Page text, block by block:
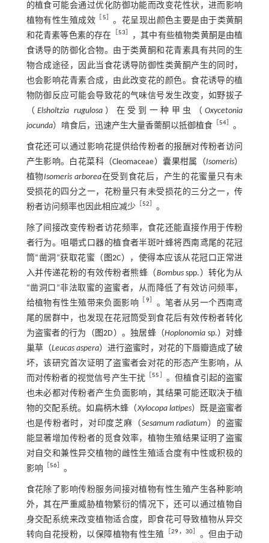
的植食可能会通过优化防御功能而改变花性状，进而影响
植物有性生殖成效 ［5］ 。花呈现出颜色主要是由于类黄酮
和花青素等色素的存在 ［53］
，其中有些植物类黄酮是由植
食诱导的防御化合物。由于类黄酮和花青素具有共同的生
物合成途径，因此当食花诱导防御性类黄酮产生的同时，
也会影响花青素合成，由此改变花的颜色。食花诱导的植
物防御反应可能会导致花的气味信号发生改变，如野拔子
（Elsholtzia rugulosa）在受到一种甲虫（Oxycetonia
jocunda）啃食后，迅速产生大量香薷酮以抵御植食［54］ 。
食花还可以通过影响花提供给传粉者的报酬对传粉者访问
产生影响。白花菜科（Cleomaceae）囊果柑属（Isomeris）
植物Isomeris arborea在受到食花后，产生的花蜜量只有未
受损花的四分之一，花粉量只有未受损花的三分之一，传
粉者访问频率也因此相应减少［52］ 。
除了间接改变传粉者访花频率，食花还能直接作用于传粉
者行为。咀嚼式口器的植食者半斑叶蜂将西南鸢尾的花冠
筒“凿洞”获取花蜜（ 图2C），使得本应该从花冠口正常进
入并传递花粉的有效传粉者熊蜂（Bombusspp.）转化为从
“凿洞口”非法取蜜的盗蜜者，从而降低了有效访问频率，
给植物有性生殖带来负面影响
［9］ 。笔者从另一个西南鸢
尾的居群中，也发现在花冠筒受到食花后有效传粉者转化
为盗蜜者的行为（ 图2D）。独居蜂（Hoplonomia sp.）对蜂
巢草（Leucas aspera）进行盗蜜时，对花的下唇瓣造成了破
坏，该研究首次证明了盗蜜者会对花的形态产生影响，从
而对传粉者的视觉信号产生干扰 ［55］ 。但植食引起的盗蜜
也未必都对传粉者产生负面影响，其结果可能还取决于植
物的交配系统。如扁柄木蜂（Xylocopa latipes）既是盗蜜者
也是传粉者时，对印度芝麻（Sesamum radiatum）的盗蜜
能显著增加传粉者的觅食效率，植物生殖结果证明了盗蜜
对自交和兼性异交植物的雌性生殖适合度有中性或积极的
影响 ［56］ 。
食花除了影响传粉服务间接对植物有性生殖产生各种影响
外，其在严重威胁植物繁衍的情况下，还可以通过植物自
身交配系统来改变植物适合度，即食花可导致植物从异交
转向自花授粉，以保障植物有性生殖
［29，30］ 。但由于动